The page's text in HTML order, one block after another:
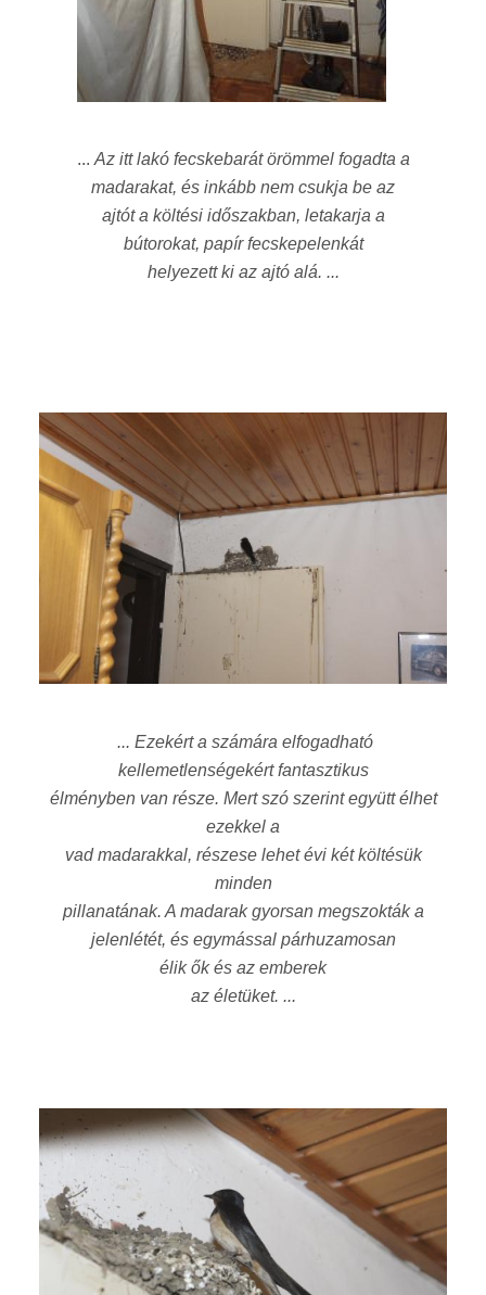
... Az itt lakó fecskebarát örömmel fogadta a
madarakat, és inkább nem csukja be az
ajtót a költési időszakban, letakarja a
bútorokat, papír fecskepelenkát
helyezett ki az ajtó alá. ...
... Ezekért a számára elfogadható
kellemetlenségekért fantasztikus
élményben van része. Mert szó szerint együtt élhet
ezekkel a
vad madarakkal, részese lehet évi két költésük
minden
pillanatának. A madarak gyorsan megszokták a
jelenlétét, és egymással párhuzamosan
élik ők és az emberek
az életüket. ...